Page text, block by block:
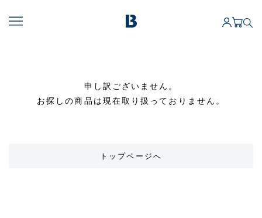
申し訳ございません。
お探しの商品は現在取り扱っておりません。
トップページへ